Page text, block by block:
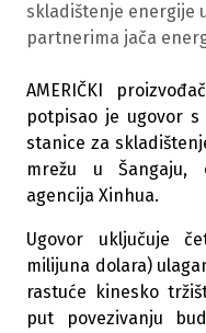
skladištenje energije
partnerima jača
AMERIČKI
potpisao je ugovor
stanice za
mrežu u Šangaju,
agencija Xinhua.
Ugovor uključuje
milijuna dolara)
rastuće kinesko
put povezivanju